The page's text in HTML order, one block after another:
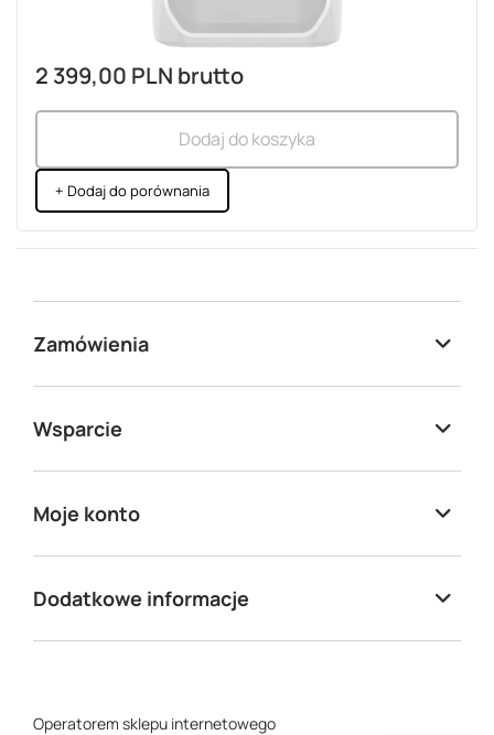
2 399,00 PLN brutto
Dodaj do koszyka
+ Dodaj do porównania
Zamówienia
Wsparcie
Moje konto
Dodatkowe informacje
Operatorem sklepu internetowego